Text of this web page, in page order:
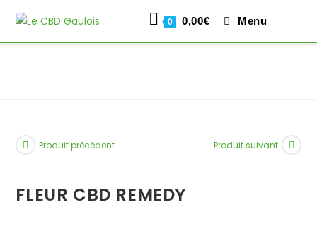
0 0,00€ Menu
Produit précédent Produit suivant
FLEUR CBD REMEDY